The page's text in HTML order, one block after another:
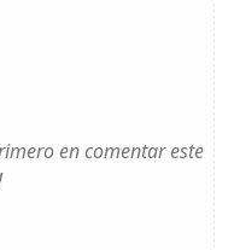
en comentar este